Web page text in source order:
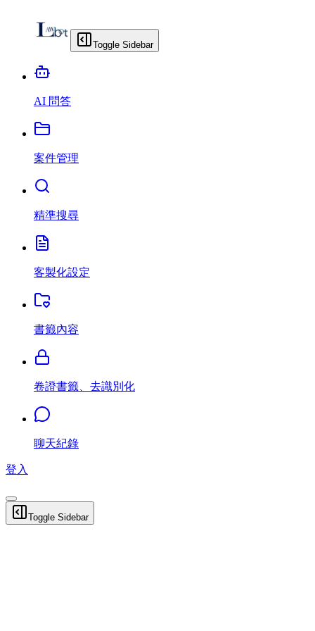
Toggle Sidebar
AI 問答
案件管理
精準搜尋
客製化設定
書籤內容
卷證書籤、去識別化
聊天紀錄
登入
Toggle Sidebar